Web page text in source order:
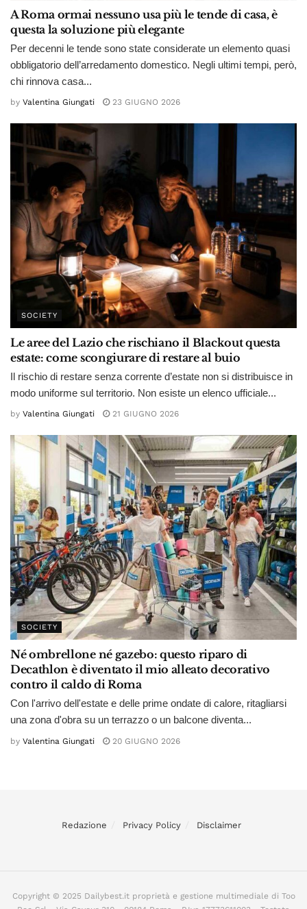
A Roma ormai nessuno usa più le tende di casa, è
questa la soluzione più elegante
Per decenni le tende sono state considerate un elemento quasi
obbligatorio dell’arredamento domestico. Negli ultimi tempi, però,
chi rinnova casa...
by Valentina Giungati 23 GIUGNO 2026
SOCIETY
Le aree del Lazio che rischiano il Blackout questa
estate: come scongiurare di restare al buio
Il rischio di restare senza corrente d’estate non si distribuisce in
modo uniforme sul territorio. Non esiste un elenco ufficiale...
by Valentina Giungati 21 GIUGNO 2026
SOCIETY
Né ombrellone né gazebo: questo riparo di
Decathlon è diventato il mio alleato decorativo
contro il caldo di Roma
Con l'arrivo dell'estate e delle prime ondate di calore, ritagliarsi
una zona d'obra su un terrazzo o un balcone diventa...
by Valentina Giungati 20 GIUGNO 2026
Redazione Privacy Policy Disclaimer
Copyright © 2025 Dailybest.it proprietà e gestione multimediale di Too